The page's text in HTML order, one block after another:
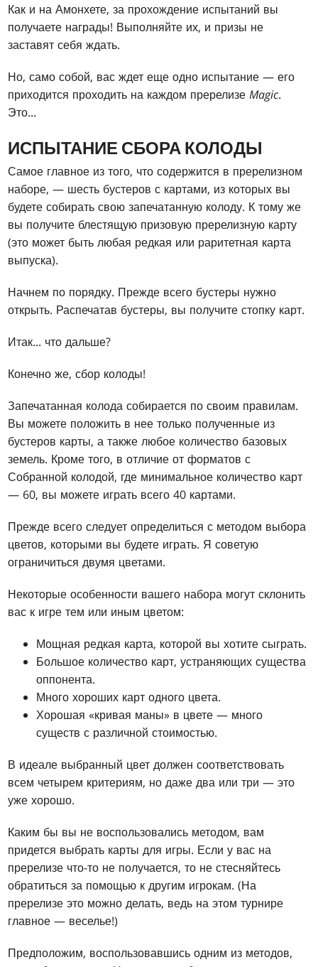
Как и на Амонхете, за прохождение испытаний вы
получаете награды! Выполняйте их, и призы не
заставят себя ждать.
Но, само собой, вас ждет еще одно испытание — его
приходится проходить на каждом пререлизеMagic.
Это...
ИСПЫТАНИЕ СБОРА КОЛОДЫ
Самое главное из того, что содержится в пререлизном
наборе, — шесть бустеров с картами, из которых вы
будете собирать свою запечатанную колоду. К тому же
вы получите блестящую призовую пререлизную карту
(это может быть любая редкая или раритетная карта
выпуска).
Начнем по порядку. Прежде всего бустеры нужно
открыть. Распечатав бустеры, вы получите стопку карт.
Итак... что дальше?
Конечно же, сбор колоды!
Запечатанная колода собирается по своим правилам.
Вы можете положить в нее только полученные из
бустеров карты, а также любое количество базовых
земель. Кроме того, в отличие от форматов с
Собранной колодой, где минимальное количество карт
— 60, вы можете играть всего 40 картами.
Прежде всего следует определиться с методом выбора
цветов, которыми вы будете играть. Я советую
ограничиться двумя цветами.
Некоторые особенности вашего набора могут склонить
вас к игре тем или иным цветом:
Мощная редкая карта, которой вы хотите сыграть.
Большое количество карт, устраняющих существа
оппонента.
Много хороших карт одного цвета.
Хорошая «кривая маны» в цвете — много
существ с различной стоимостью.
В идеале выбранный цвет должен соответствовать
всем четырем критериям, но даже два или три — это
уже хорошо.
Каким бы вы не воспользовались методом, вам
придется выбрать карты для игры. Если у вас на
пререлизе что-то не получается, то не стесняйтесь
обратиться за помощью к другим игрокам. (На
пререлизе это можно делать, ведь на этом турнире
главное — веселье!)
Предположим, воспользовавшись одним из методов,